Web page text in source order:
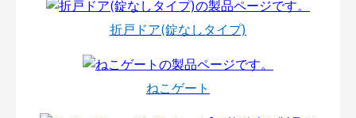
折戸ドア(錠なしタイプ)
ねこゲート